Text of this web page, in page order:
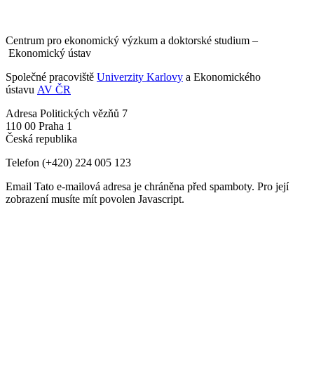
Centrum pro ekonomický výzkum a doktorské studium –
Ekonomický ústav
Společné pracoviště Univerzity Karlovy a Ekonomického
ústavu AV ČR
Adresa Politických vězňů 7
110 00 Praha 1
Česká republika
Telefon (+420) 224 005 123
Email Tato e-mailová adresa je chráněna před spamboty. Pro její
zobrazení musíte mít povolen Javascript.